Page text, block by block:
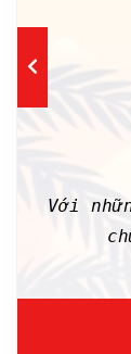
Với